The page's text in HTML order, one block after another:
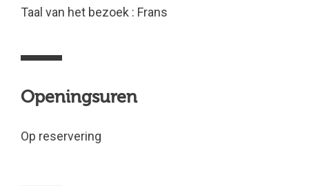
Taal van het bezoek : Frans
Openingsuren
Op reservering